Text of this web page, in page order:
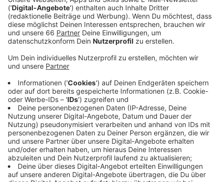
Verkehrsversuch. Stadt und Polizei argumentieren
dagegen mit der aus ihrer Sicht positiven Bilanz. So
konnten zum Beispiel Einsatzkräfte über die
abgesperrte Spur der Heinrich-Heine-Allee in den
Abend- und Nachtstunden des Wochenendes ohne
Verkehrsbehinderungen ausrücken. Die Absperrung der
Straße geführt. Sperrungen gibt es auch an diesem
Wochenende an der Elberfelder Straße, der Heinrich-
Heine-Allee und am Burgplatz. Die Stadt verspricht
eine deutliche Beschilderung; Polizei und Ordnungsamt
werden die neuen Regeln kontrollieren.
Anzeige